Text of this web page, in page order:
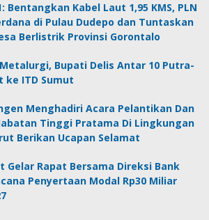
Bentangkan Kabel Laut 1,95 KMS, PLN
di Pulau Dudepo dan Tuntaskan
Berlistrik Provinsi Gorontalo
Bupati Delis Antar 10 Putra-
ke ITD Sumut
Menghadiri Acara Pelantikan Dan
Tinggi Pratama Di Lingkungan
Berikan Ucapan Selamat
Gelar Rapat Bersama Direksi Bank
Penyertaan Modal Rp30 Miliar